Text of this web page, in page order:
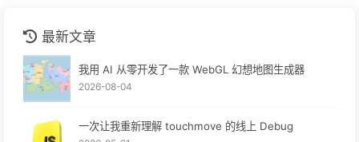
最新文章
我用 AI 从零开发了一款 WebGL 幻想地图生成器
2026-08-04
一次让我重新理解 touchmove 的线上 Debug